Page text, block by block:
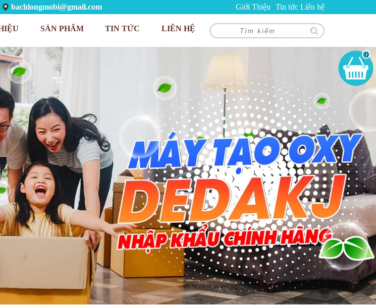
bachlongmobi@gmail.com Giới Thiệu Tin tức Liên hệ
SẢN PHẨM TIN TỨC LIÊN HỆ
0